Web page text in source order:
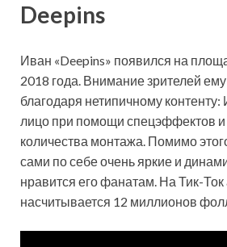
Deepins
Иван «Deepins» появился на
2018 года. Внимание зрителей
благодаря нетипичному
лицо при помощи спецэффектов
количества монтажа. Помимо
сами по себе очень яркие и
нравится его фанатам. На Тик-Ток
насчитывается 12 миллионов